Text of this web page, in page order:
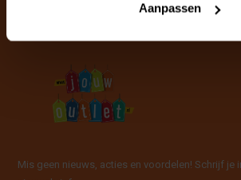
Aanpassen
Mis geen nieuws, acties en voordelen! Schrijf je